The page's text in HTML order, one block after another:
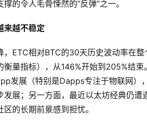
的令人毛骨悚然的“反弹”之一。
来越不稳定
，ETC相对BTC的30天历史波动率在
量指标），从146%开始到205%结束
发展（特别是Dapps专注于物联网）
展；另一方面，最近以太坊经典仍
的长期前景感到担忧。